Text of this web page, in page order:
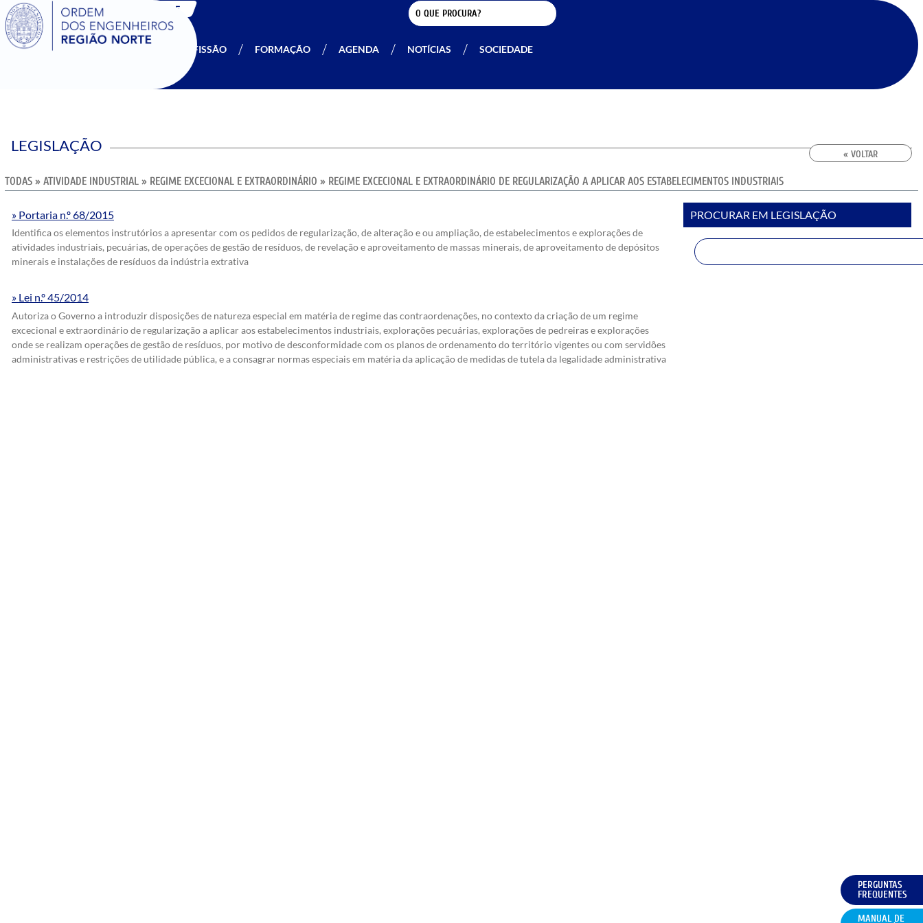
SIGOE
A OERN PROFISSÃO FORMAÇÃO AGENDA NOTÍCIAS SOCIEDADE
« VOLTAR
LEGISLAÇÃO
TODAS » ATIVIDADE INDUSTRIAL » REGIME EXCECIONAL E EXTRAORDINÁRIO » REGIME EXCECIONAL E EXTRAORDINÁRIO DE REGULARIZAÇÃO A APLICAR AOS ESTABELECIMENTOS INDUSTRIAIS
Portaria n.º 68/2015
Identifica os elementos instrutórios a apresentar com os pedidos de regularização, de alteração e ou ampliação, de estabelecimentos e explorações de
atividades industriais, pecuárias, de operações de gestão de resíduos, de revelação e aproveitamento de massas minerais, de aproveitamento de depósitos
minerais e instalações de resíduos da indústria extrativa
Lei n.º 45/2014
Autoriza o Governo a introduzir disposições de natureza especial em matéria de regime das contraordenações, no contexto da criação de um regime
excecional e extraordinário de regularização a aplicar aos estabelecimentos industriais, explorações pecuárias, explorações de pedreiras e explorações
onde se realizam operações de gestão de resíduos, por motivo de desconformidade com os planos de ordenamento do território vigentes ou com servidões
administrativas e restrições de utilidade pública, e a consagrar normas especiais em matéria da aplicação de medidas de tutela da legalidade administrativa
PROCURAR EM LEGISLAÇÃO
PERGUNTAS
FREQUENTES
MANUAL DE